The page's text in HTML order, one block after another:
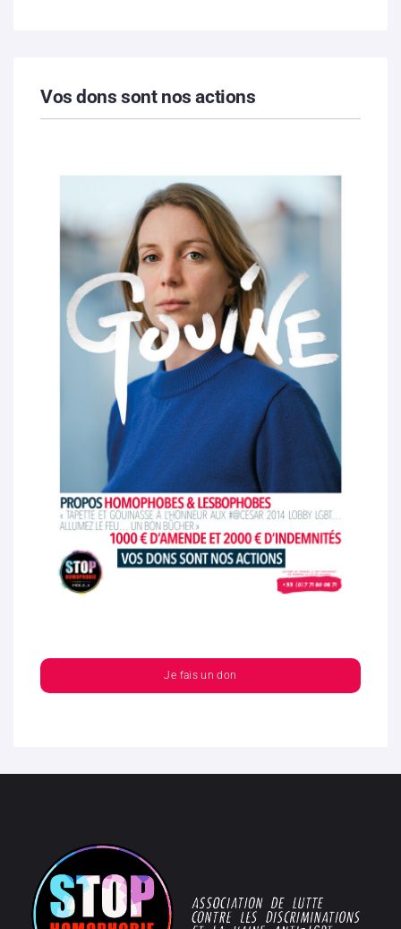
Vos dons sont nos actions
Je fais un don